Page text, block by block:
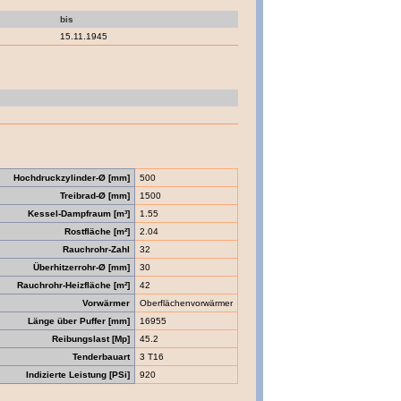
bis
15.11.1945
Hochdruckzylinder-Ø [mm]
500
Treibrad-Ø [mm]
1500
Kessel-Dampfraum [m³]
1.55
Rostfläche [m²]
2.04
Rauchrohr-Zahl
32
Überhitzerrohr-Ø [mm]
30
Rauchrohr-Heizfläche [m²]
42
Vorwärmer
Oberflächenvorwärmer
Länge über Puffer [mm]
16955
Reibungslast [Mp]
45.2
Tenderbauart
3 T16
Indizierte Leistung [PSi]
920